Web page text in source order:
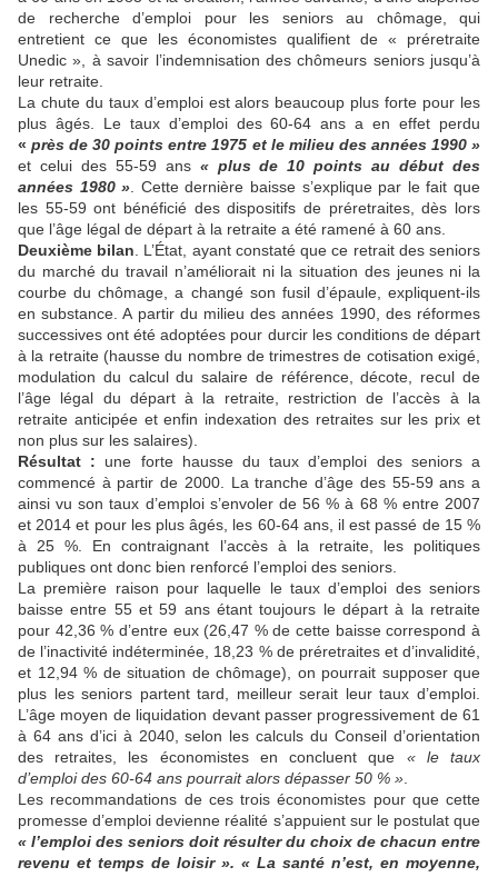
de recherche d’emploi pour les seniors au chômage, qui
entretient ce que les économistes qualifient de « préretraite
Unedic », à savoir l’indemnisation des chômeurs seniors jusqu’à
leur retraite.
La chute du taux d’emploi est alors beaucoup plus forte pour les
plus âgés. Le taux d’emploi des 60-64 ans a en effet perdu
« près de 30 points entre 1975 et le milieu des années 1990 »
et celui des 55-59 ans « plus de 10 points au début des
années 1980 ». Cette dernière baisse s’explique par le fait que
les 55-59 ont bénéficié des dispositifs de préretraites, dès lors
que l’âge légal de départ à la retraite a été ramené à 60 ans.
Deuxième bilan. L’État, ayant constaté que ce retrait des seniors
du marché du travail n’améliorait ni la situation des jeunes ni la
courbe du chômage, a changé son fusil d’épaule, expliquent-ils
en substance. A partir du milieu des années 1990, des réformes
successives ont été adoptées pour durcir les conditions de départ
à la retraite (hausse du nombre de trimestres de cotisation exigé,
modulation du calcul du salaire de référence, décote, recul de
l’âge légal du départ à la retraite, restriction de l’accès à la
retraite anticipée et enfin indexation des retraites sur les prix et
non plus sur les salaires).
Résultat : une forte hausse du taux d’emploi des seniors a
commencé à partir de 2000. La tranche d’âge des 55-59 ans a
ainsi vu son taux d’emploi s’envoler de 56 % à 68 % entre 2007
et 2014 et pour les plus âgés, les 60-64 ans, il est passé de 15 %
à 25 %. En contraignant l’accès à la retraite, les politiques
publiques ont donc bien renforcé l’emploi des seniors.
La première raison pour laquelle le taux d’emploi des seniors
baisse entre 55 et 59 ans étant toujours le départ à la retraite
pour 42,36 % d’entre eux (26,47 % de cette baisse correspond à
de l’inactivité indéterminée, 18,23 % de préretraites et d’invalidité,
et 12,94 % de situation de chômage), on pourrait supposer que
plus les seniors partent tard, meilleur serait leur taux d’emploi.
L’âge moyen de liquidation devant passer progressivement de 61
à 64 ans d’ici à 2040, selon les calculs du Conseil d’orientation
des retraites, les économistes en concluent que « le taux
d’emploi des 60-64 ans pourrait alors dépasser 50 % ».
Les recommandations de ces trois économistes pour que cette
promesse d’emploi devienne réalité s’appuient sur le postulat que
« l’emploi des seniors doit résulter du choix de chacun entre
revenu et temps de loisir ». « La santé n’est, en moyenne,